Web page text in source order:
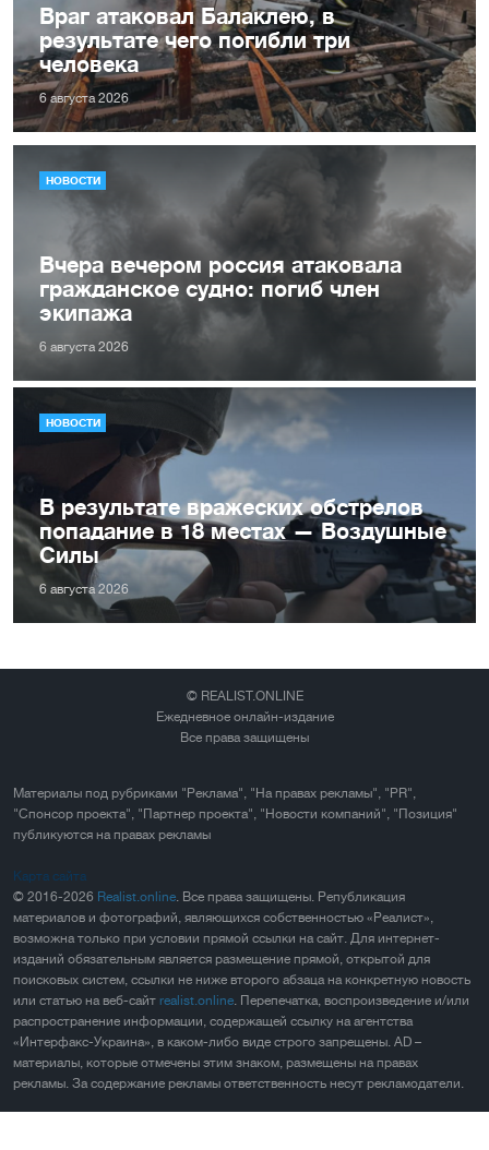
Враг атаковал Балаклею, в
результате чего погибли три
человека
6 августа 2026
НОВОСТИ
Вчера вечером россия атаковала
гражданское судно: погиб член
экипажа
6 августа 2026
НОВОСТИ
В результате вражеских обстрелов
попадание в 18 местах — Воздушные
Силы
6 августа 2026
© REALIST.ONLINE
Ежедневное онлайн-издание
Все права защищены
Материалы под рубриками "Реклама", "На правах рекламы", "PR",
"Спонсор проекта", "Партнер проекта", "Новости компаний", "Позиция"
публикуются на правах рекламы
Карта сайта
© 2016-2026 Realist.online . Все права защищены. Републикация
материалов и фотографий, являющихся собственностью «Реалист»,
возможна только при условии прямой ссылки на сайт. Для интернет-
изданий обязательным является размещение прямой, открытой для
поисковых систем, ссылки не ниже второго абзаца на конкретную новость
или статью на веб-сайт realist.online . Перепечатка, воспроизведение и/или
распространение информации, содержащей ссылку на агентства
«Интерфакс-Украина», в каком-либо виде строго запрещены. AD –
материалы, которые отмечены этим знаком, размещены на правах
рекламы. За содержание рекламы ответственность несут рекламодатели.